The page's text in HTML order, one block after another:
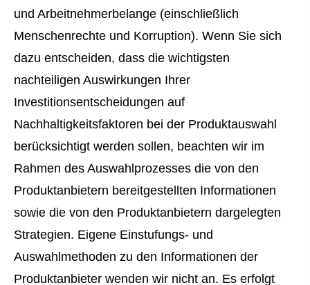
und Arbeitnehmerbelange (einschließlich
Menschenrechte und Korruption). Wenn Sie sich
dazu entscheiden, dass die wichtigsten
nachteiligen Auswirkungen Ihrer
Investitionsentscheidungen auf
Nachhaltigkeitsfaktoren bei der Produktauswahl
berücksichtigt werden sollen, beachten wir im
Rahmen des Auswahlprozesses die von den
Produktanbietern bereitgestellten Informationen
sowie die von den Produktanbietern dargelegten
Strategien. Eigene Einstufungs- und
Auswahlmethoden zu den Informationen der
Produktanbieter wenden wir nicht an. Es erfolgt